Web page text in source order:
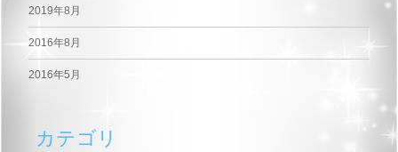
2019年8月
2016年8月
2016年5月
カテゴリ